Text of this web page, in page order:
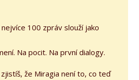
100 zpráv slouží jako
Na pocit. Na první dialogy.
že Miragia není to, co teď